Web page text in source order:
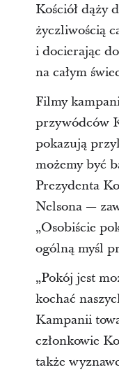
Kościół dąży
życzliwością
i docierając
na całym
Filmy
przywódców
pokazują
możemy być
Prezydenta
Nelsona —
„Osobiście
ogólną myśl
„Pokój jest
kochać
Kampanii
członkowie
także